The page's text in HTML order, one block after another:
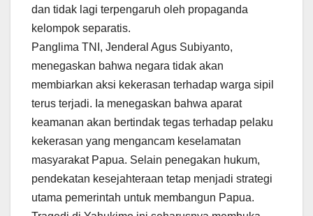
dan tidak lagi terpengaruh oleh propaganda
kelompok separatis.
Panglima TNI, Jenderal Agus Subiyanto,
menegaskan bahwa negara tidak akan
membiarkan aksi kekerasan terhadap warga sipil
terus terjadi. Ia menegaskan bahwa aparat
keamanan akan bertindak tegas terhadap pelaku
kekerasan yang mengancam keselamatan
masyarakat Papua. Selain penegakan hukum,
pendekatan kesejahteraan tetap menjadi strategi
utama pemerintah untuk membangun Papua.